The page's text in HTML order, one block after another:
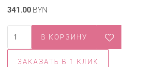
341.00 BYN
ЗАКАЗАТЬ В 1 КЛИК